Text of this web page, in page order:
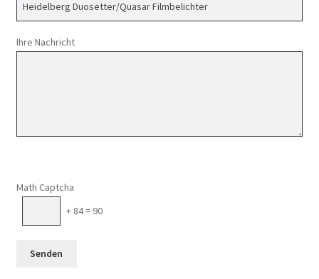
Ihre Nachricht
Math Captcha
+ 84 = 90